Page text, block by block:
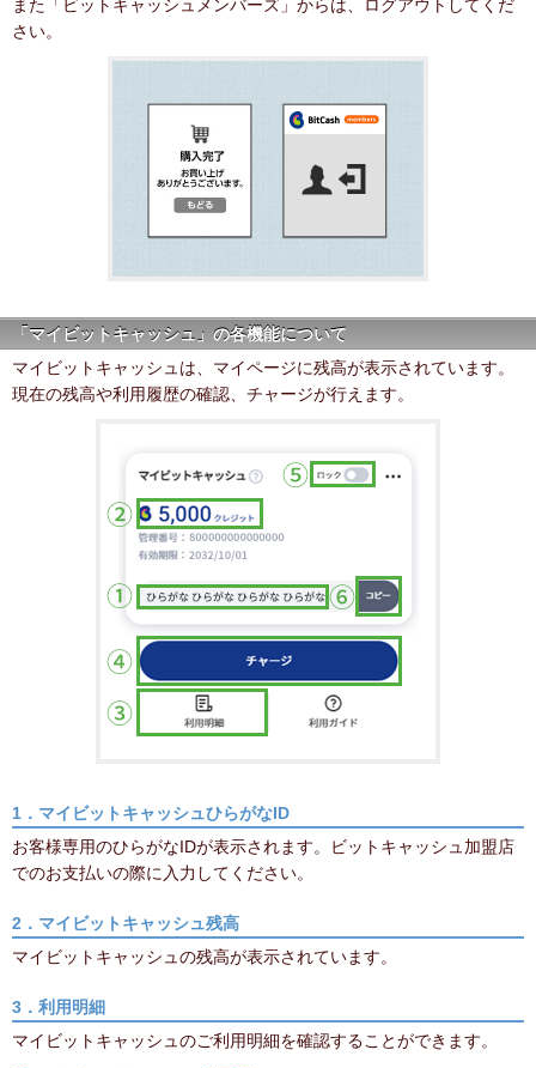
また「ビットキャッシュメンバーズ」からは、ログアウトしてくだ
さい。
「マイビットキャッシュ」の各機能について
マイビットキャッシュは、マイページに残高が表示されています。
現在の残高や利用履歴の確認、チャージが行えます。
1．マイビットキャッシュひらがなID
お客様専用のひらがなIDが表示されます。ビットキャッシュ加盟店
でのお支払いの際に入力してください。
2．マイビットキャッシュ残高
マイビットキャッシュの残高が表示されています。
3．利用明細
マイビットキャッシュのご利用明細を確認することができます。